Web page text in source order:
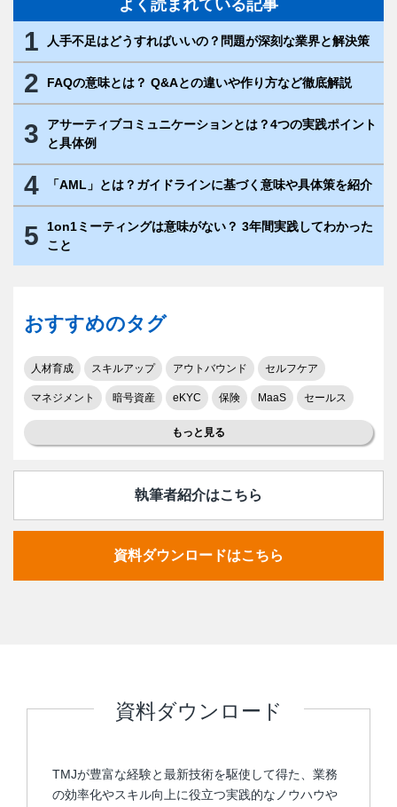
よく読まれている記事
1 人手不足はどうすればいいの？問題が深刻な業界と解決策
2 FAQの意味とは？ Q&Aとの違いや作り方など徹底解説
3
アサーティブコミュニケーションとは？4つの実践ポイント
と具体例
4 「AML」とは？ガイドラインに基づく意味や具体策を紹介
5
1on1ミーティングは意味がない？ 3年間実践してわかった
こと
おすすめのタグ
人材育成 スキルアップ アウトバウンド セルフケア
マネジメント 暗号資産 eKYC 保険 MaaS セールス
もっと見る
執筆者紹介はこちら
資料ダウンロードはこちら
資料ダウンロード
TMJが豊富な経験と最新技術を駆使して得た、業務
の効率化やスキル向上に役立つ実践的なノウハウや